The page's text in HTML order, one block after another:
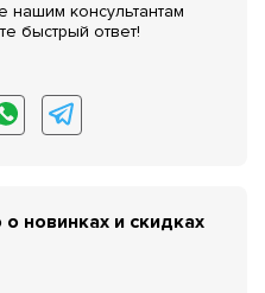
нашим консультантам
быстрый ответ!
новинках и скидках